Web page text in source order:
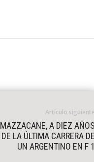
Artículo
MAZZACANE, A DIEZ
DE LA ÚLTIMA CARRERA
UN ARGENTINO EN F